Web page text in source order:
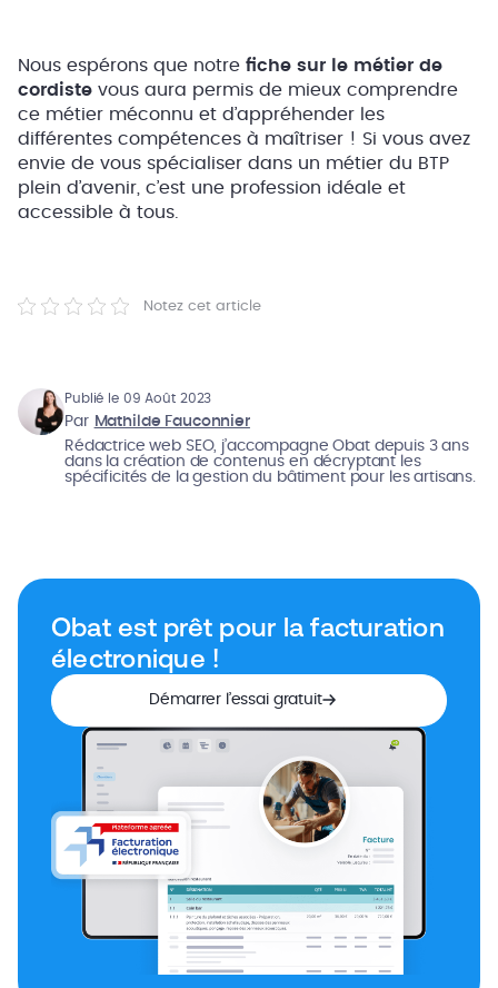
Nous espérons que notre fiche sur le métier de
cordiste vous aura permis de mieux comprendre
ce métier méconnu et d’appréhender les
différentes compétences à maîtriser ! Si vous avez
envie de vous spécialiser dans un métier du BTP
plein d’avenir, c’est une profession idéale et
accessible à tous.
Notez cet article
Publié le 09 Août 2023
Par Mathilde Fauconnier
Rédactrice web SEO, j’accompagne Obat depuis 3 ans
dans la création de contenus en décryptant les
spécificités de la gestion du bâtiment pour les artisans.
Obat est prêt pour la facturation
électronique !
Démarrer l’essai gratuit